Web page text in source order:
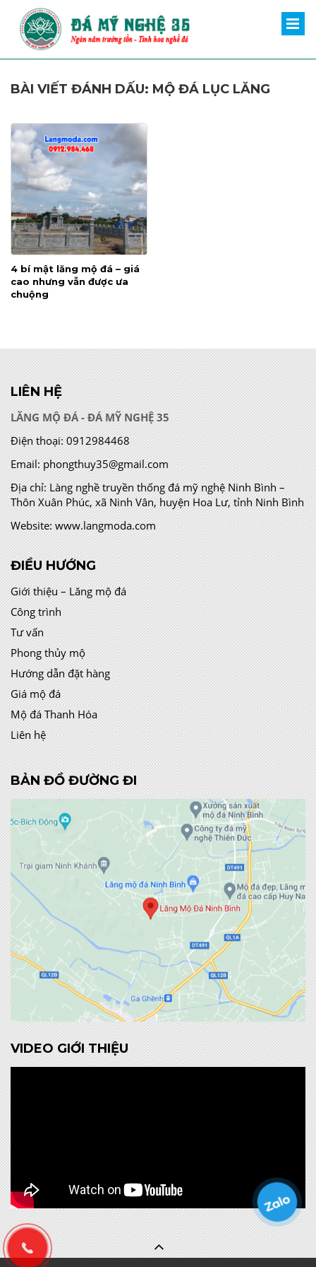
BÀI VIẾT ĐÁNH DẤU: MỘ ĐÁ LỤC LĂNG
4 bí mật lăng mộ đá – giá
cao nhưng vẫn được ưa
chuộng
LIÊN HỆ
LĂNG MỘ ĐÁ - ĐÁ MỸ NGHỆ 35
Điện thoại: 0912984468
Email: phongthuy35@gmail.com
Địa chỉ:Làng nghề truyền thống đá mỹ nghệ Ninh Bình –
Thôn Xuân Phúc, xã Ninh Vân, huyện Hoa Lư, tỉnh Ninh Bình
Website: www.langmoda.com
ĐIỀU HƯỚNG
Giới thiệu – Lăng mộ đá
Công trình
Tư vấn
Phong thủy mộ
Hướng dẫn đặt hàng
Giá mộ đá
Mộ đá Thanh Hóa
Liên hệ
BẢN ĐỒ ĐƯỜNG ĐI
VIDEO GIỚI THIỆU